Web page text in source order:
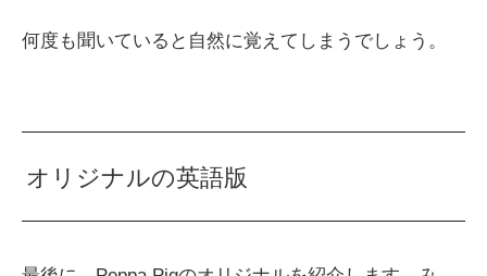
何度も聞いていると自然に覚えてしまうでしょう。
オリジナルの英語版